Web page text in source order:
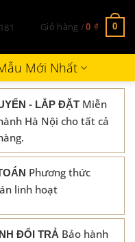
Giỏ hàng /0 ₫ 0
Mới Nhất
- LẮP ĐẶT Miễn
Hà Nội cho tất cả
Phương thức
linh hoạt
ĐỔI TRẢ Bảo hành